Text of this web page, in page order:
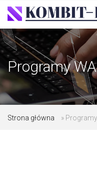
Programy
Strona główna »